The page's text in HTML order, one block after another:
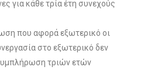
για κάθε τρία έτη συνεχούς
που αφορά εξωτερικό οι
στο εξωτερικό δεν
τριών ετών